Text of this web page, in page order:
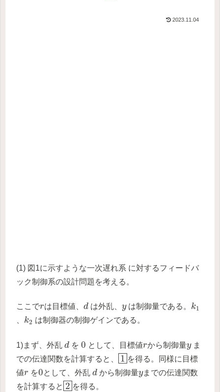
2023.11.04
(1) 図1に示すような一次遅れ系 に対するフィードバ
ック制御系の設計問題を考える。
ここでr
r は目標値、 d
d は外乱、y
yは制御量である。 k1
k
k2
k は制御器の制御ゲインである。
1)まず、外乱 dd を0
0 として、目標値r
rから制御量y
yま
での伝達関数を計算すると、
1
1
を得る。同様に目標
値r
r を0
0として、外乱 dd から制御量y
yまでの伝達関数
を計算すると 2
2
を得る。